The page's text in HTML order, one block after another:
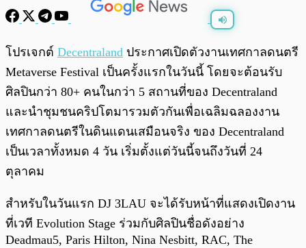
พร้อมเล่น
โปรเจกต์ Decentraland ประกาศเปิดตัวงานเทศกาลดนตรี
Metaverse Festival เป็นครั้งแรกในวันนี้ โดยจะต้อนรับ
ศิลปินกว่า 80+ คนในกว่า 5 สถานที่ของ Decentraland
และนำชุมชนคริปโตมารวมตัวกันเพื่อเฉลิมฉลองงาน
เทศกาลดนตรีในดินแดนเสมือนจริง ของ Decentraland
เป็นเวลาทั้งหมด 4 วัน เริ่มตั้งแต่วันนี้จนถึงวันที่ 24
ตุลาคม
สำหรับในวันแรก DJ 3LAU จะได้รับหน้าที่แสดงเปิดงาน
ที่เวที Evolution Stage ร่วมกับศิลปินชื่อดังอย่าง
Deadmau5, Paris Hilton, Nina Nesbitt, RAC, The